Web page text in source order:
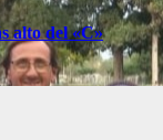
alto del «C»